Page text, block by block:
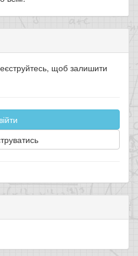
щоб залишити